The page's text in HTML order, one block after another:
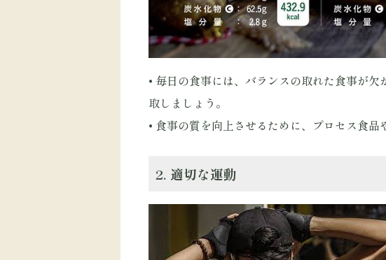
• 毎日の食事には、バランスの取れた食事が
取しましょう。
• 食事の質を向上させるために、プロセス食
2. 適切な運動